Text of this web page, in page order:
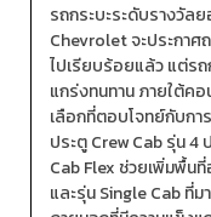
รถกระบะระดับรางวัล
Chevrolet จะประกา
ไปเรียบร้อยแล้ว แต่
แกร่งทนทาน ภายใต้คอ
เลือกที่ตอบโจทย์กับกา
ประตู Crew Cab รุ่น
Cab Flex ช่วยเพิ่มพื้น
และรุ่น Single Cab ที่